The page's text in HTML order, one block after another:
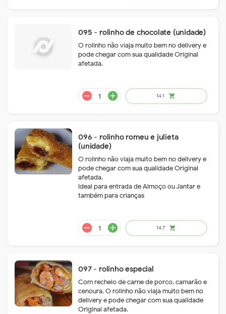
095 - rolinho de chocolate (unidade)
O rolinho não viaja muito bem no delivery e
pode chegar com sua qualidade Original
afetada.
096 - rolinho romeu e julieta
(unidade)
O rolinho não viaja muito bem no delivery e
pode chegar com sua qualidade Original
afetada.
Ideal para entrada de Almoço ou Jantar e
também para crianças
097 - rolinho especial
Com recheio de carne de porco, camarão e
cenoura. O rolinho não viaja muito bem no
delivery e pode chegar com sua qualidade
Original afetada.